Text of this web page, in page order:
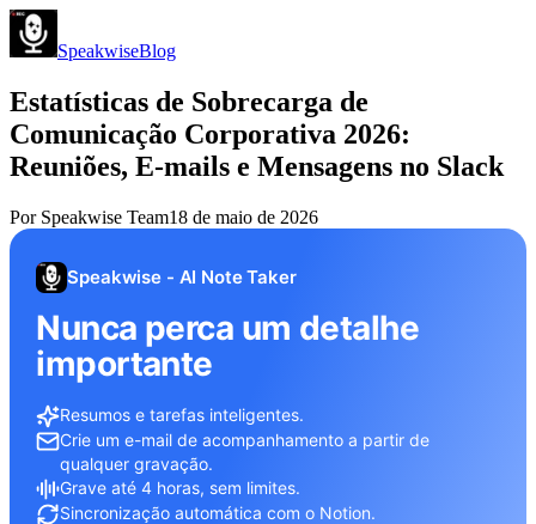
SpeakwiseBlog
Estatísticas de Sobrecarga de
Comunicação Corporativa 2026:
Reuniões, E-mails e Mensagens no Slack
Por Speakwise Team18 de maio de 2026
Speakwise - AI Note Taker
Nunca perca um detalhe
importante
Resumos e tarefas inteligentes.
Crie um e-mail de acompanhamento a partir de
qualquer gravação.
Grave até 4 horas, sem limites.
Sincronização automática com o Notion.